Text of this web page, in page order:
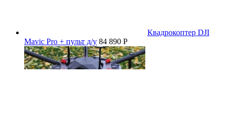
Квадрокоптер DJI
Mavic Pro + пульт д/у 84 890 P